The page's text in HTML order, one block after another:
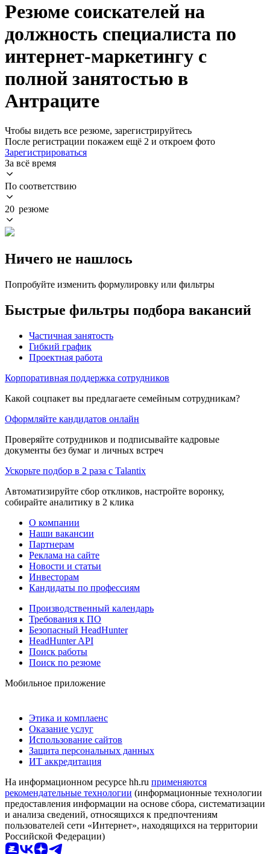
Резюме соискателей на
должность специалиста по
интернет-маркетингу с
полной занятостью в
Антраците
Чтобы видеть все резюме, зарегистрируйтесь
После регистрации покажем ещё 2 и откроем фото
Зарегистрироваться
За всё время
По соответствию
20 резюме
Ничего не нашлось
Попробуйте изменить формулировку или фильтры
Быстрые фильтры подбора вакансий
Частичная занятость
Гибкий график
Проектная работа
Корпоративная поддержка сотрудников
Какой соцпакет вы предлагаете семейным сотрудникам?
Оформляйте кандидатов онлайн
Проверяйте сотрудников и подписывайте кадровые
документы без бумаг и личных встреч
Ускорьте подбор в 2 раза с Talantix
Автоматизируйте сбор откликов, настройте воронку,
собирайте аналитику в 2 клика
О компании
Наши вакансии
Партнерам
Реклама на сайте
Новости и статьи
Инвесторам
Кандидаты по профессиям
Производственный календарь
Требования к ПО
Безопасный HeadHunter
HeadHunter API
Поиск работы
Поиск по резюме
Мобильное приложение
Этика и комплаенс
Оказание услуг
Использование сайтов
Защита персональных данных
ИТ аккредитация
На информационном ресурсе hh.ru применяются
рекомендательные технологии (информационные технологии
предоставления информации на основе сбора, систематизации
и анализа сведений, относящихся к предпочтениям
пользователей сети «Интернет», находящихся на территории
Российской Федерации)